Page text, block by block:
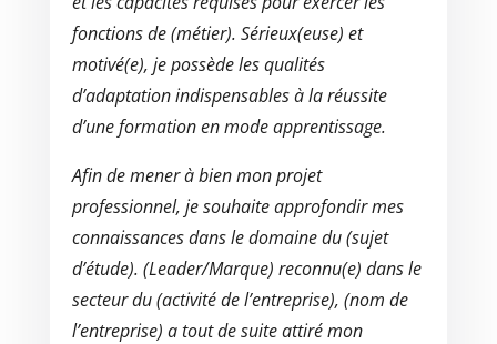
fonctions de (métier). Sérieux(euse) et
motivé(e), je possède les qualités
d’adaptation indispensables à la réussite
d’une formation en mode apprentissage.
Afin de mener à bien mon projet
professionnel, je souhaite approfondir mes
connaissances dans le domaine du (sujet
d’étude). (Leader/Marque) reconnu(e) dans le
secteur du (activité de l’entreprise), (nom de
l’entreprise) a tout de suite attiré mon